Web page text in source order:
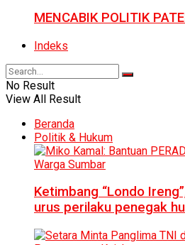
MENCABIK POLITIK
Indeks
No Result
View All Result
Beranda
Politik & Hukum
Ketimbang “Londo
urus perilaku penegak